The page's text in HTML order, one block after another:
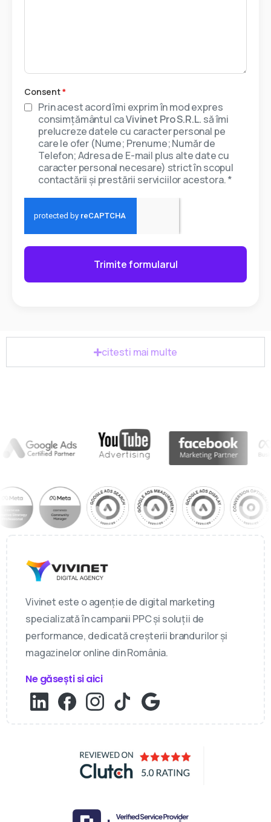
Consent*
Prin acest acord îmi exprim în mod expres
consimțământul caVivinet Pro S.R.L. să îmi
prelucreze datele cu caracter personal pe
care le ofer (Nume; Prenume; Număr de
Telefon; Adresa de E-mail plus alte date cu
caracter personal necesare) strict în scopul
contactării și prestării serviciilor acestora. *
Trimite formularul
citesti mai multe
Vivinet este o agenție de digital marketing
specializată în campanii PPC și soluții de
performance, dedicată creșterii brandurilor și
magazinelor online din România.
Ne găsești si aici